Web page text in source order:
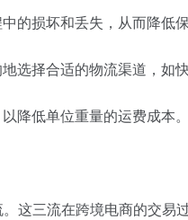
的损坏和丢失，从而降低
选择合适的物流渠道，如
降低单位重量的运费成本。
这三流在跨境电商的交